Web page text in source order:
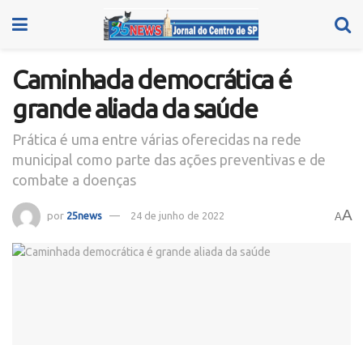
Caminhada democrática é
grande aliada da saúde
Prática é uma entre várias oferecidas na rede
municipal como parte das ações preventivas e de
combate a doenças
por 25news 24 de junho de 2022 AA